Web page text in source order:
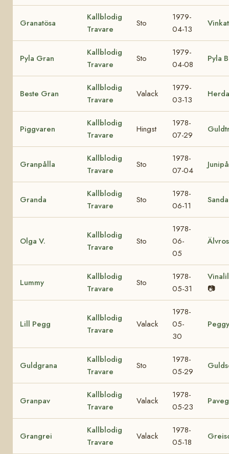
Granatösa
Kallblodig
Travare
Sto
1979-
04-13
Pyla Gran
Kallblodig
Travare
Sto
1979-
04-08
Pyla
Beste Gran
Kallblodig
Travare
Valack
1979-
03-13
Piggvaren
Kallblodig
Travare
Hingst
1978-
07-29
Granpålla
Kallblodig
Travare
Sto
1978-
07-04
Granda
Kallblodig
Travare
Sto
1978-
06-11
Sanda
Olga V.
Kallblodig
Travare
Sto
1978-
06-
05
Lummy
Kallblodig
Travare
Sto
1978-
05-31
📷
Lill Pegg
Kallblodig
Travare
Valack
1978-
05-
30
Guldgrana
Kallblodig
Travare
Sto
1978-
05-29
Granpav
Kallblodig
Travare
Valack
1978-
05-23
Grangrei
Kallblodig
Travare
Valack
1978-
05-18